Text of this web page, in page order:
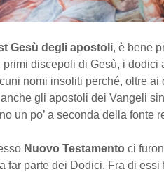
Gesù degli apostoli, è bene
discepoli di Gesù, i dodici
nomi insoliti perché, oltre ai
gli apostoli dei Vangeli
un po’ a seconda della fonte
Nuovo Testamento ci
far parte dei Dodici. Fra di essi